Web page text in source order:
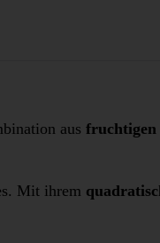
aus fruchtigen
Mit ihrem